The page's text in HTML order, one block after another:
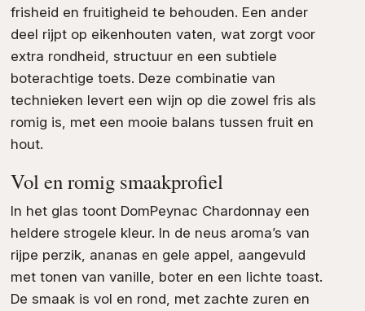
frisheid en fruitigheid te behouden. Een ander
deel rijpt op eikenhouten vaten, wat zorgt voor
extra rondheid, structuur en een subtiele
boterachtige toets. Deze combinatie van
technieken levert een wijn op die zowel fris als
romig is, met een mooie balans tussen fruit en
hout.
Vol en romig smaakprofiel
In het glas toont DomPeynac Chardonnay een
heldere strogele kleur. In de neus aroma’s van
rijpe perzik, ananas en gele appel, aangevuld
met tonen van vanille, boter en een lichte toast.
De smaak is vol en rond, met zachte zuren en